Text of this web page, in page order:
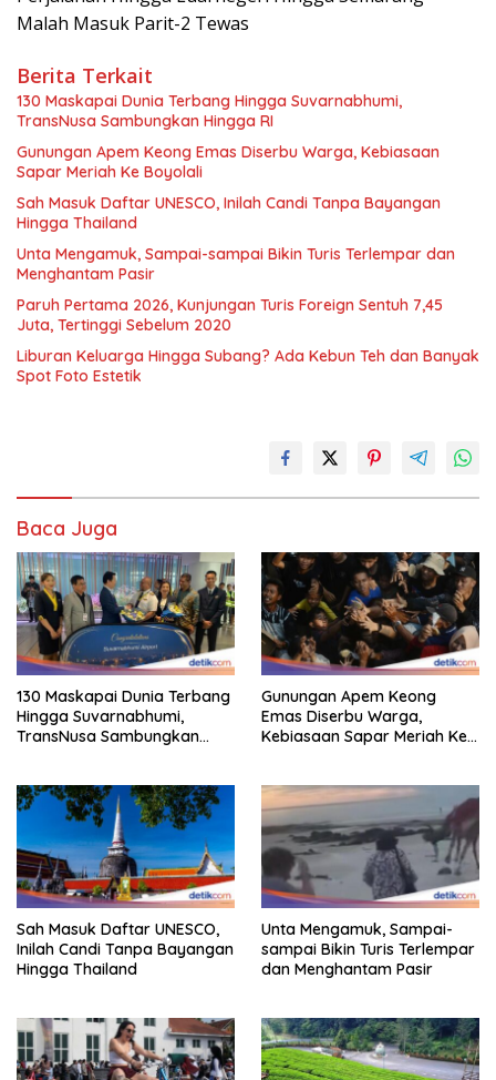
Malah Masuk Parit-2 Tewas
Berita Terkait
130 Maskapai Dunia Terbang Hingga Suvarnabhumi,
TransNusa Sambungkan Hingga RI
Gunungan Apem Keong Emas Diserbu Warga, Kebiasaan
Sapar Meriah Ke Boyolali
Sah Masuk Daftar UNESCO, Inilah Candi Tanpa Bayangan
Hingga Thailand
Unta Mengamuk, Sampai-sampai Bikin Turis Terlempar dan
Menghantam Pasir
Paruh Pertama 2026, Kunjungan Turis Foreign Sentuh 7,45
Juta, Tertinggi Sebelum 2020
Liburan Keluarga Hingga Subang? Ada Kebun Teh dan Banyak
Spot Foto Estetik
Baca Juga
130 Maskapai Dunia Terbang
Hingga Suvarnabhumi,
TransNusa Sambungkan
Gunungan Apem Keong
Emas Diserbu Warga,
Kebiasaan Sapar Meriah Ke
Sah Masuk Daftar UNESCO,
Inilah Candi Tanpa Bayangan
Hingga Thailand
Unta Mengamuk, Sampai-
sampai Bikin Turis Terlempar
dan Menghantam Pasir